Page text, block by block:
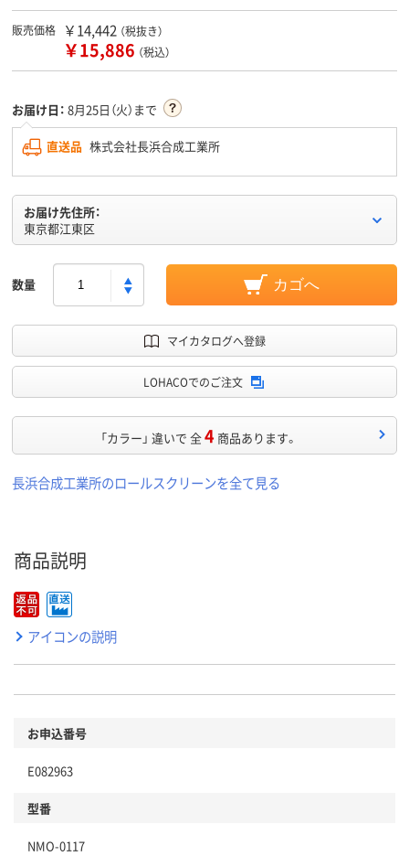
販売価格 ￥14,442 （税抜き）
￥15,886 （税込）
お届け日： 8月25日（火）まで
直送品 株式会社長浜合成工業所
お届け先住所：
東京都江東区
数量 カゴへ
マイカタログへ登録
LOHACOでのご注文
「カラー」 違いで 全4 商品あります。
長浜合成工業所のロールスクリーンを全て見る
商品説明
アイコンの説明
お申込番号
E082963
型番
NMO-0117